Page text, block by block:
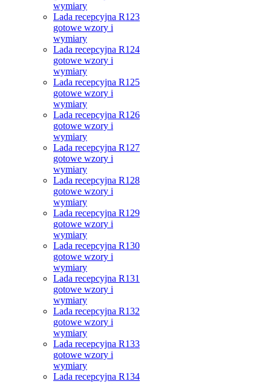
wymiary
Lada recepcyjna R123
gotowe wzory i
wymiary
Lada recepcyjna R124
gotowe wzory i
wymiary
Lada recepcyjna R125
gotowe wzory i
wymiary
Lada recepcyjna R126
gotowe wzory i
wymiary
Lada recepcyjna R127
gotowe wzory i
wymiary
Lada recepcyjna R128
gotowe wzory i
wymiary
Lada recepcyjna R129
gotowe wzory i
wymiary
Lada recepcyjna R130
gotowe wzory i
wymiary
Lada recepcyjna R131
gotowe wzory i
wymiary
Lada recepcyjna R132
gotowe wzory i
wymiary
Lada recepcyjna R133
gotowe wzory i
wymiary
Lada recepcyjna R134